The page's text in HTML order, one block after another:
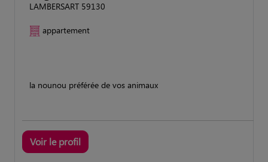
LAMBERSART 59130
appartement
la nounou préférée de vos animaux
Voir le profil